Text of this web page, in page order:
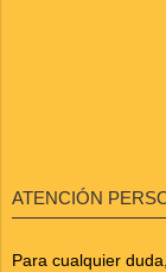
ATENCIÓN
Para cualquier